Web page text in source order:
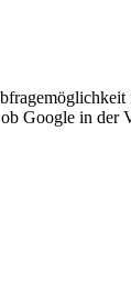
Google in der